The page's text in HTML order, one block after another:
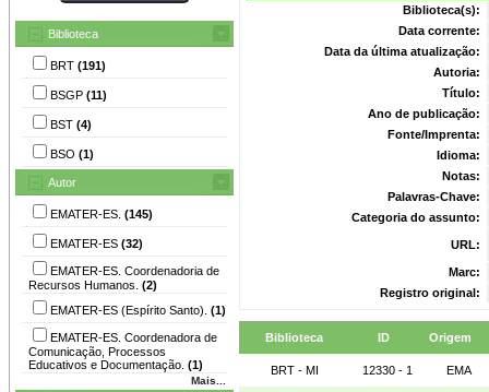
Biblioteca
BRT (191)
BSGP (11)
BST (4)
BSO (1)
Autor
EMATER-ES. (145)
EMATER-ES (32)
EMATER-ES. Coordenadoria de
Recursos Humanos. (2)
EMATER-ES (Espírito Santo). (1)
EMATER-ES. Coordenadora de
Comunicação, Processos
Educativos e Documentação. (1)
Mais...
Biblioteca(s):
Data corrente:
Data da última atualização:
Autoria:
Título:
Ano de publicação:
Fonte/Imprenta:
Idioma:
Notas:
Palavras-Chave:
Categoria do assunto:
URL:
Marc:
Registro original:
Biblioteca ID Origem
BRT - MI 12330 - 1 EMA